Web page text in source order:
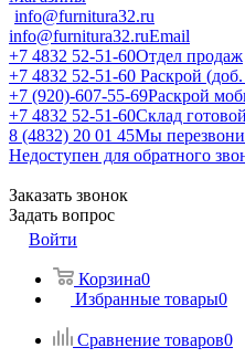
info@furnitura32.ru
info@furnitura32.ruEmail
+7 4832 52-51-60Отдел продаж
+7 4832 52-51-60 Раскрой
+7 (920)-607-55-69Раскрой
+7 4832 52-51-60Склад
8 (4832) 20 01 45Мы
Недоступен для обратного
Заказать звонок
Задать вопрос
Войти
Корзина0
Избранные товары0
Сравнение товаров0